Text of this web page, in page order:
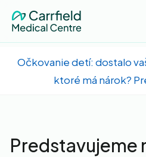
Očkovanie detí: dostalo
ktoré má nárok?
Predstavujeme